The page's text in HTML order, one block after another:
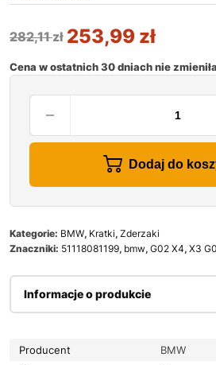
282,11zł 253,99 zł
Cena w ostatnich 30 dniach nie
Dodaj do
Kategorie: BMW, Kratki, Zderzaki
Znaczniki: 51118081199, bmw, G02 X4, X3
Informacje o produkcie
Producent
BMW